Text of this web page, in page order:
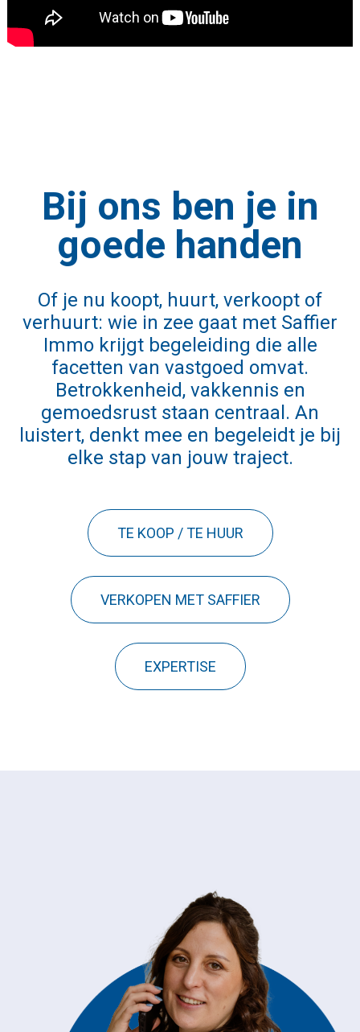
Bij ons ben je in
goede handen
Of je nu koopt, huurt, verkoopt of
verhuurt: wie in zee gaat met Saffier
Immo krijgt begeleiding die alle
facetten van vastgoed omvat.
Betrokkenheid, vakkennis en
gemoedsrust staan centraal. An
luistert, denkt mee en begeleidt je bij
elke stap van jouw traject.
TE KOOP / TE HUUR
VERKOPEN MET SAFFIER
EXPERTISE